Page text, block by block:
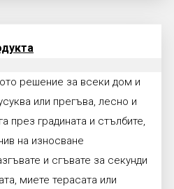
решение за всеки дом и
или прегъва, лесно и
през градината и стълбите,
на износване
и сгъвате за секунди
миете терасата или